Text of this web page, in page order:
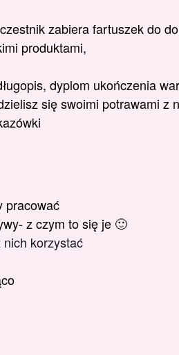
zabiera fartuszek do
produktami,
dyplom ukończenia
się swoimi potrawami z
pracować
z czym to się je 🙂
korzystać